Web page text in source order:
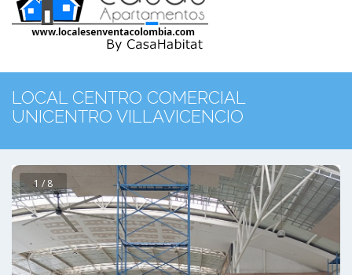
LOCAL CENTRO COMERCIAL
UNICENTRO VILLAVICENCIO
1 / 8